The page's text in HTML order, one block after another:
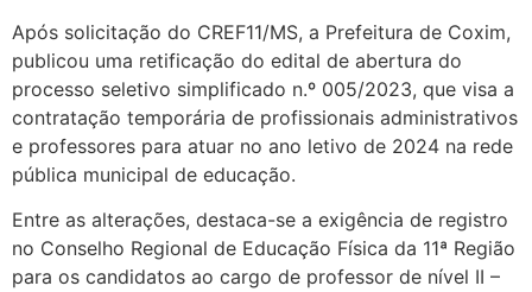
Após solicitação do CREF11/MS, a Prefeitura de Coxim,
publicou uma retificação do edital de abertura do
processo seletivo simplificado n.º 005/2023, que visa a
contratação temporária de profissionais administrativos
e professores para atuar no ano letivo de 2024 na rede
pública municipal de educação.
Entre as alterações, destaca-se a exigência de registro
no Conselho Regional de Educação Física da 11ª Região
para os candidatos ao cargo de professor de nível II –